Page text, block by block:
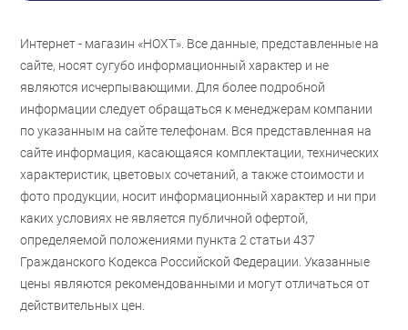
Интернет - магазин «НОХТ». Все данные, представленные на
сайте, носят сугубо информационный характер и не
являются исчерпывающими. Для более подробной
информации следует обращаться к менеджерам компании
по указанным на сайте телефонам. Вся представленная на
сайте информация, касающаяся комплектации, технических
характеристик, цветовых сочетаний, а также стоимости и
фото продукции, носит информационный характер и ни при
каких условиях не является публичной офертой,
определяемой положениями пункта 2 статьи 437
Гражданского Кодекса Российской Федерации. Указанные
цены являются рекомендованными и могут отличаться от
действительных цен.